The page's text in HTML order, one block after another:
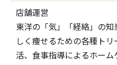
店舗運営
東洋の「気」「経絡」の
しく痩せるための各種ト
活、食事指導によるホーム